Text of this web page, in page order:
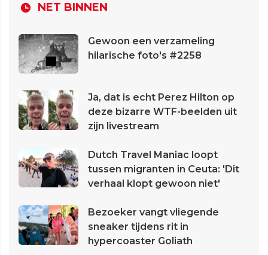
NET BINNEN
Gewoon een verzameling
hilarische foto's #2258
Ja, dat is echt Perez Hilton op
deze bizarre WTF-beelden uit
zijn livestream
Dutch Travel Maniac loopt
tussen migranten in Ceuta: 'Dit
verhaal klopt gewoon niet'
Bezoeker vangt vliegende
sneaker tijdens rit in
hypercoaster Goliath